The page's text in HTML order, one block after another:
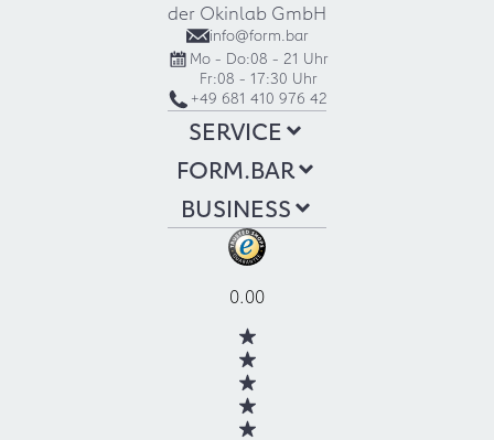
der Okinlab GmbH
info@form.bar
Mo - Do:08 - 21 Uhr
Fr:08 - 17:30 Uhr
+49 681 410 976 42
SERVICE
FORM.BAR
BUSINESS
0.00